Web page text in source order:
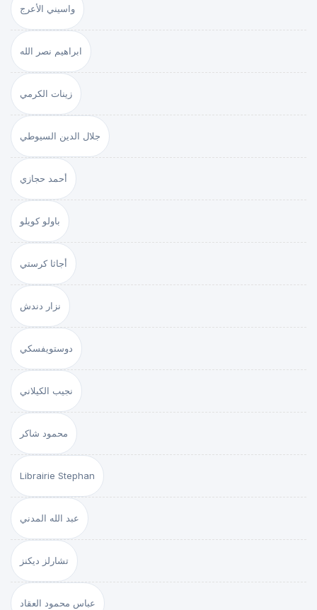
واسيني الأعرج
ابراهيم نصر الله
زينات الكرمي
جلال الدين السيوطي
أحمد حجازي
باولو كويلو
أجاثا كرستي
نزار دندش
دوستويفسكي
نجيب الكيلاني
محمود شاكر
Librairie Stephan
عبد الله المدني
تشارلز ديكنز
عباس محمود العقاد